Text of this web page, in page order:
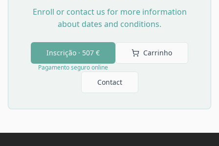
Enroll or contact us for more information
about dates and conditions.
Inscrição · 507 €
Pagamento seguro online
Carrinho
Contact